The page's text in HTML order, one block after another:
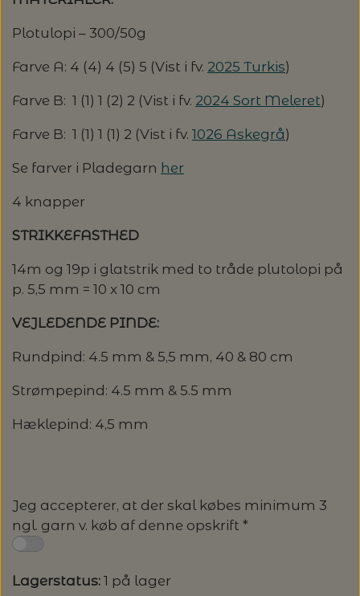
PERMIN: SPAR 30% PÅ ALLE
JULEBRODERIER
BALDYRE: UDVALGTE BRODERIER - SPAR
20%
RAUMA
STRIKKE- OG SYNÅLE
SYTRÅD
Plotulopi – 300/50g
Farve A: 4 (4) 4 (5) 5 (Vist i fv. 2025 Turkis)
Farve B: 1 (1) 1 (2) 2 (Vist i fv. 2024 Sort Meleret)
Farve B: 1 (1) 1 (1) 2 (Vist i fv. 1026 Askegrå)
Se farver i Pladegarn her
4 knapper
STRIKKEFASTHED
14m og 19p i glatstrik med to tråde plutolopi på
p. 5,5 mm = 10 x 10 cm
VEJLEDENDE PINDE:
Rundpind: 4.5 mm & 5,5 mm, 40 & 80 cm
Strømpepind: 4.5 mm & 5.5 mm
Hæklepind: 4,5 mm
Jeg accepterer, at der skal købes minimum 3
ngl. garn v. køb af denne opskrift *
Lagerstatus: 1 på lager